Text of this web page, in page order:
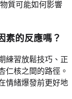
質可能如何影響
素的反應嗎？
練習放鬆技巧、正
仁核之間的路徑。
情緒爆發前更好地